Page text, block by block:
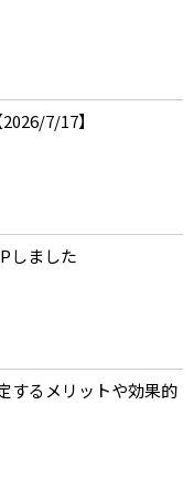
7/17】
しました
するメリットや効果的